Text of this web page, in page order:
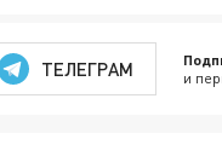
ТЕЛЕГРАМ и